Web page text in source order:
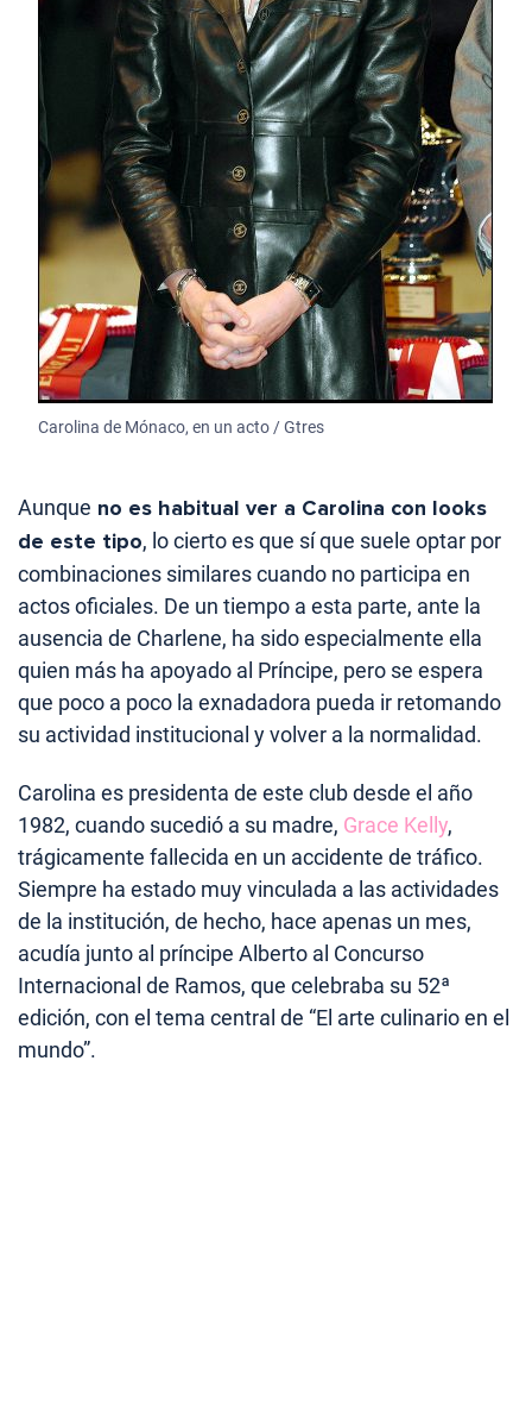
Carolina de Mónaco, en un acto / Gtres
Aunque no es habitual ver a Carolina con looks
de este tipo, lo cierto es que sí que suele optar por
combinaciones similares cuando no participa en
actos oficiales. De un tiempo a esta parte, ante la
ausencia de Charlene, ha sido especialmente ella
quien más ha apoyado al Príncipe, pero se espera
que poco a poco la exnadadora pueda ir retomando
su actividad institucional y volver a la normalidad.
Carolina es presidenta de este club desde el año
1982, cuando sucedió a su madre, Grace Kelly,
trágicamente fallecida en un accidente de tráfico.
Siempre ha estado muy vinculada a las actividades
de la institución, de hecho, hace apenas un mes,
acudía junto al príncipe Alberto al Concurso
Internacional de Ramos, que celebraba su 52ª
edición, con el tema central de “El arte culinario en el
mundo”.